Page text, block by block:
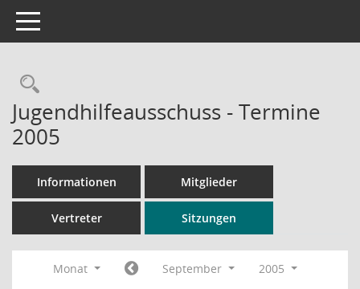
Toggle navigation
Rechercheauswahl
Jugendhilfeausschuss - Termine
2005
Informationen Mitglieder
Vertreter Sitzungen
Monat September
2005